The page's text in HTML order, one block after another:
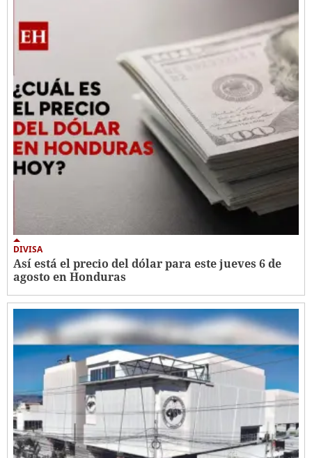
DIVISA
Así está el precio del dólar para este jueves 6 de
agosto en Honduras